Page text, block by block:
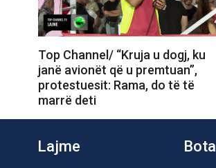
Top Channel/ “Kruja u dogj, ku
janë avionët që u premtuan”,
protestuesit: Rama, do të të
marrë deti
Lajme Bota